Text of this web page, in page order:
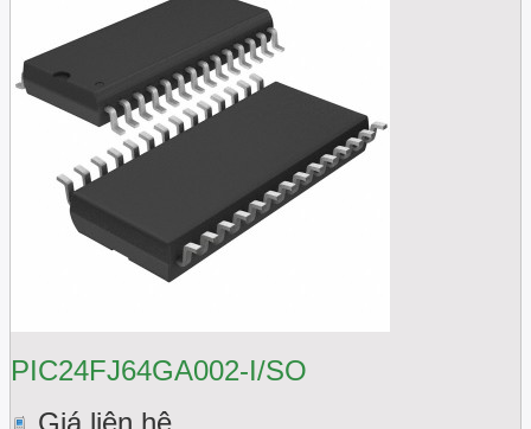
PIC24FJ64GA002-I/SO